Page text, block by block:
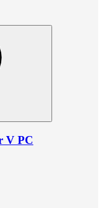
V PC